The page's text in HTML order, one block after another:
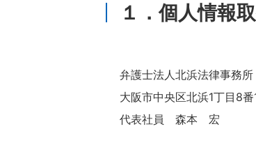
１．個人情報
弁護士法人北浜法律事務所
大阪市中央区北浜1丁目8
代表社員 森本 宏